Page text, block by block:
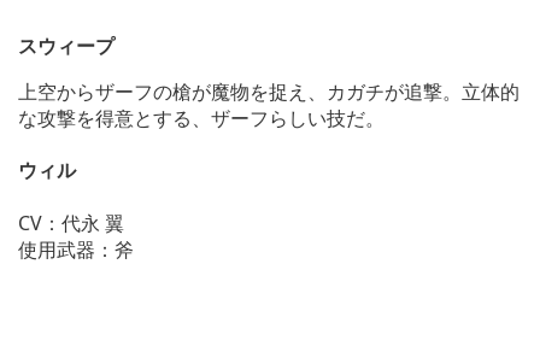
スウィープ
上空からザーフの槍が魔物を捉え、カガチが追撃。立体的
な攻撃を得意とする、ザーフらしい技だ。
ウィル
CV：代永 翼
使用武器：斧